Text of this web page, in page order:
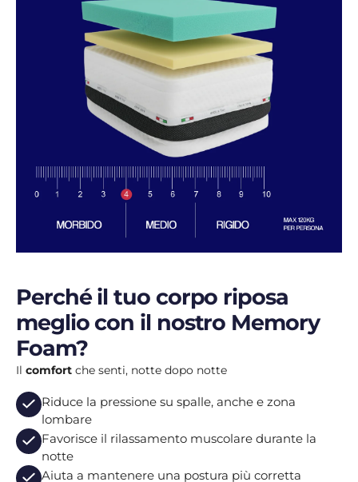
Perché il tuo corpo riposa
meglio con il nostro Memory
Foam?
Il comfort che senti, notte dopo notte
Riduce la pressione su spalle, anche e zona
lombare
Favorisce il rilassamento muscolare durante la
notte
Aiuta a mantenere una postura più corretta